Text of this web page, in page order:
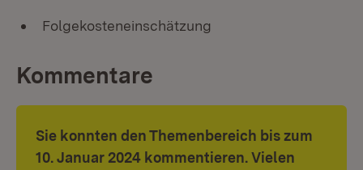
Folgekosteneinschätzung
Kommentare
Sie konnten den Themenbereich bis zum
10. Januar 2024 kommentieren. Vielen